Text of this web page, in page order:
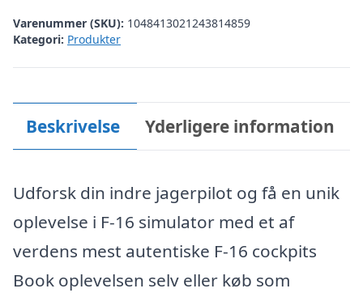
Varenummer (SKU): 1048413021243814859
Kategori: Produkter
Beskrivelse Yderligere information
Udforsk din indre jagerpilot og få en unik
oplevelse i F-16 simulator med et af
verdens mest autentiske F-16 cockpits
Book oplevelsen selv eller køb som